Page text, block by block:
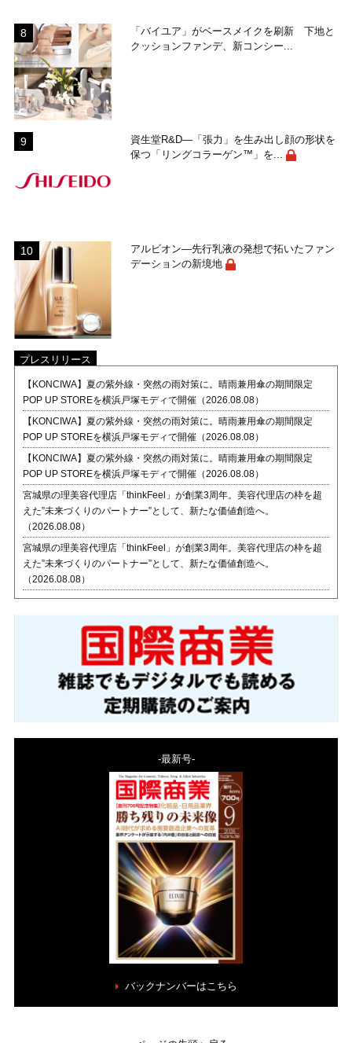
「バイユア」がベースメイクを刷新 下地と
クッションファンデ、新コンシー...
資生堂R&D―「張力」を生み出し顔の形状を
保つ「リングコラーゲン™」を...
アルビオン―先行乳液の発想で拓いたファン
デーションの新境地
プレスリリース
【KONCIWA】夏の紫外線・突然の雨対策に。晴雨兼用傘の期間限定
POP UP STOREを横浜戸塚モディで開催（2026.08.08）
【KONCIWA】夏の紫外線・突然の雨対策に。晴雨兼用傘の期間限定
POP UP STOREを横浜戸塚モディで開催（2026.08.08）
【KONCIWA】夏の紫外線・突然の雨対策に。晴雨兼用傘の期間限定
POP UP STOREを横浜戸塚モディで開催（2026.08.08）
宮城県の理美容代理店「thinkFeel」が創業3周年。美容代理店の枠を超
えた”未来づくりのパートナー”として、新たな価値創造へ。
（2026.08.08）
宮城県の理美容代理店「thinkFeel」が創業3周年。美容代理店の枠を超
えた”未来づくりのパートナー”として、新たな価値創造へ。
（2026.08.08）
-最新号-
バックナンバーはこちら